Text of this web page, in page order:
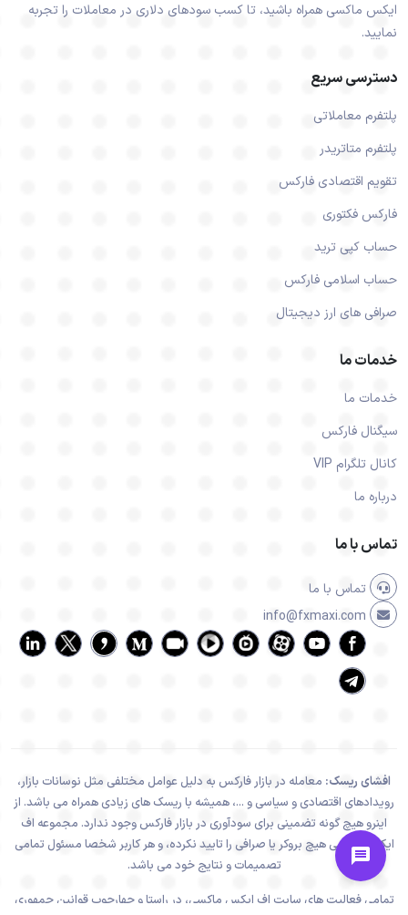
ایکس ماکسی همراه باشید، تا کسب سودهای دلاری در معاملات را تجربه
نمایید.
دسترسی سریع
پلتفرم معاملاتی
پلتفرم متاتریدر
تقویم اقتصادی فارکس
فارکس فکتوری
حساب کپی ترید
حساب اسلامی فارکس
صرافی های ارز دیجیتال
خدمات ما
خدمات ما
سیگنال فارکس
کانال تلگرام VIP
درباره ما
تماس با ما
تماس با ما
افشای ریسک: معامله در بازار فارکس به دلیل عوامل مختلفی مثل نوسانات بازار،
رویدادهای اقتصادی و سیاسی و ...، همیشه با ریسک های زیادی همراه می باشد. از
اینرو هیچ گونه تضمینی برای سودآوری در بازار فارکس وجود ندارد. مجموعه اف
ایکس ماکسی هیچ بروکر یا صرافی را تایید نکرده، و هر کاربر شخصا مسئول تمامی
تصمیمات و نتایج خود می باشد.
تمامی فعالیت های سایت اف ایکس ماکسی، در راستا و چهارچوب قوانین جمهوری